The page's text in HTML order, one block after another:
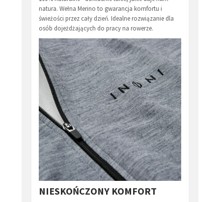
natura. Wełna Merino to gwarancja komfortu i
świeżości przez cały dzień. Idealne rozwiązanie dla
osób dojeżdżających do pracy na rowerze.
NIESKOŃCZONY KOMFORT